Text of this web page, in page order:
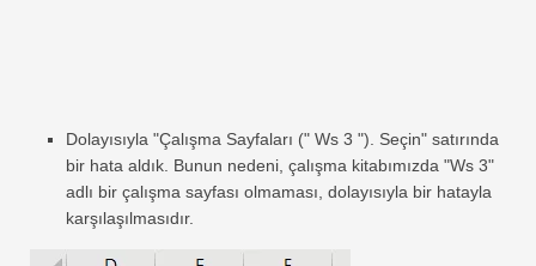
Dolayısıyla "Çalışma Sayfaları (" Ws 3 "). Seçin" satırında
bir hata aldık. Bunun nedeni, çalışma kitabımızda "Ws 3"
adlı bir çalışma sayfası olmaması, dolayısıyla bir hatayla
karşılaşılmasıdır.